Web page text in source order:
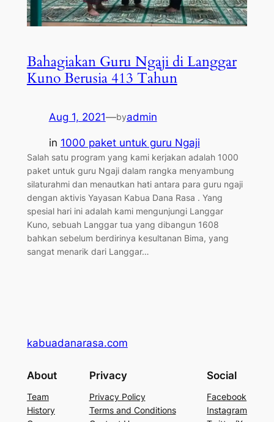
Bahagiakan Guru Ngaji di Langgar
Kuno Berusia 413 Tahun
Aug 1, 2021—byadmin
in 1000 paket untuk guru Ngaji
Salah satu program yang kami kerjakan adalah 1000
paket untuk guru Ngaji dalam rangka menyambung
silaturahmi dan menautkan hati antara para guru ngaji
dengan aktivis Yayasan Kabua Dana Rasa . Yang
spesial hari ini adalah kami mengunjungi Langgar
Kuno, sebuah Langgar tua yang dibangun 1608
bahkan sebelum berdirinya kesultanan Bima, yang
sangat menarik dari Langgar…
kabuadanarasa.com
About
Team
History
Privacy
Privacy Policy
Terms and Conditions
Social
Facebook
Instagram